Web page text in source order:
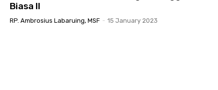
Biasa II
RP. Ambrosius Labaruing, MSF - 15 January 2023